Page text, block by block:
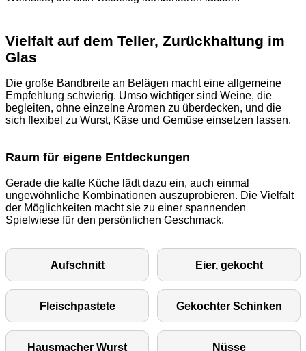
Vielfalt auf dem Teller, Zurückhaltung im
Glas
Die große Bandbreite an Belägen macht eine allgemeine
Empfehlung schwierig. Umso wichtiger sind Weine, die
begleiten, ohne einzelne Aromen zu überdecken, und die
sich flexibel zu Wurst, Käse und Gemüse einsetzen lassen.
Raum für eigene Entdeckungen
Gerade die kalte Küche lädt dazu ein, auch einmal
ungewöhnliche Kombinationen auszuprobieren. Die Vielfalt
der Möglichkeiten macht sie zu einer spannenden
Spielwiese für den persönlichen Geschmack.
Aufschnitt Eier, gekocht
Fleischpastete Gekochter Schinken
Hausmacher Wurst Nüsse